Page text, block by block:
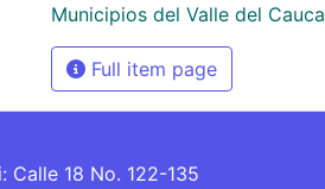
Municipios del Valle del Cauca
Full item page
Calle 18 No. 122-135